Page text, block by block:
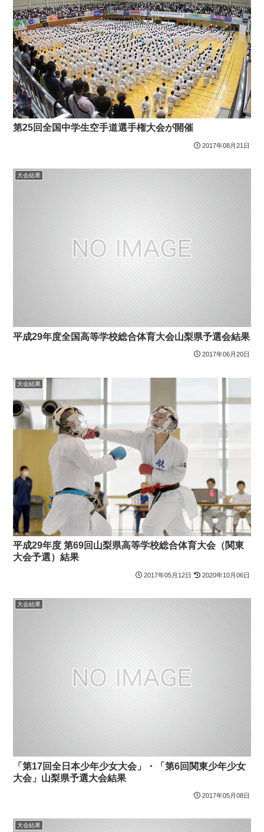
第25回全国中学生空手道選手権大会が開催
2017年08月21日
大会結果
平成29年度全国高等学校総合体育大会山梨県予選会結果
2017年06月20日
大会結果
平成29年度 第69回山梨県高等学校総合体育大会（関東
大会予選）結果
2017年05月12日 2020年10月06日
大会結果
「第17回全日本少年少女大会」・「第6回関東少年少女
大会」山梨県予選大会結果
2017年05月08日
大会結果